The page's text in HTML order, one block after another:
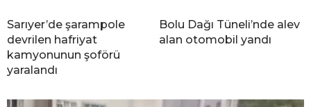
Sarıyer’de şarampole
devrilen hafriyat
kamyonunun şoförü
yaralandı
Bolu Dağı Tüneli’nde alev
alan otomobil yandı